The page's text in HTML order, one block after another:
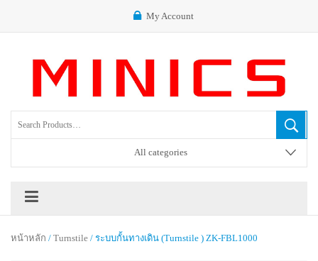
My Account
All categories
หน้าหลัก / Turnstile / ระบบกั้นทางเดิน (Turnstile ) ZK-FBL1000